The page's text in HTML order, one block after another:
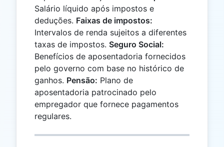
Salário líquido após impostos e
deduções. Faixas de impostos:
Intervalos de renda sujeitos a diferentes
taxas de impostos. Seguro Social:
Benefícios de aposentadoria fornecidos
pelo governo com base no histórico de
ganhos. Pensão: Plano de
aposentadoria patrocinado pelo
empregador que fornece pagamentos
regulares.